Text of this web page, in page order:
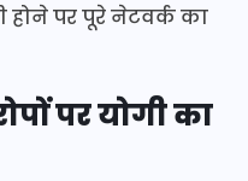
होने पर पूरे नेटवर्क का
पर योगी का